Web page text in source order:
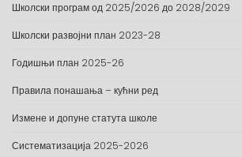
Школски програм од 2025/2026 до 2028/2029
Школски развојни план 2023-28
Годишњи план 2025-26
Правила понашања – кућни ред
Измене и допуне статута школе
Систематизација 2025-2026